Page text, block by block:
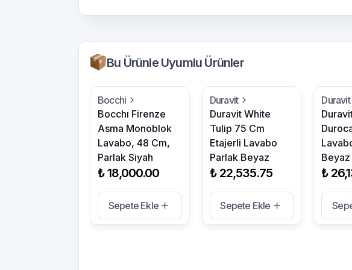
Bu Ürünle Uyumlu Ürünler
Bocchi
Bocchı Firenze
Asma Monoblok
Lavabo, 48 Cm,
Parlak Siyah
₺ 18,000.00
Sepete Ekle
Duravit
Duravit White
Tulip 75 Cm
Etajerli Lavabo
Parlak Beyaz
₺ 22,535.75
Sepete Ekle
Duravit
₺